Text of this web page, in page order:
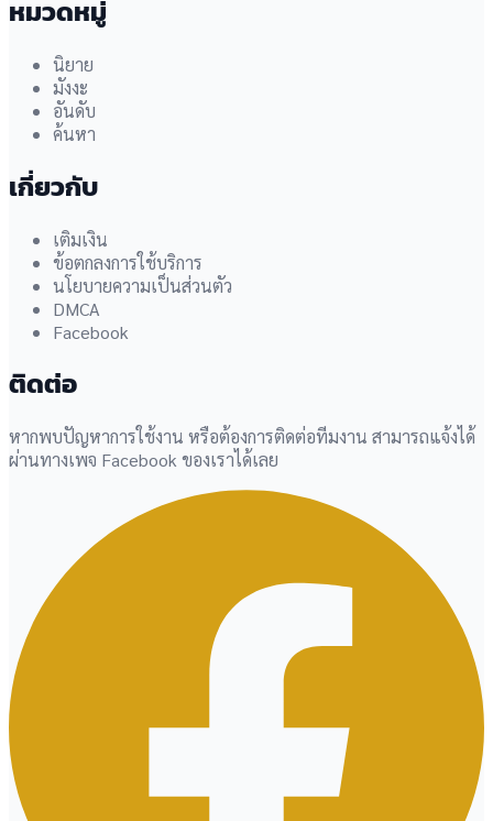
หมวดหมู่
นิยาย
มังงะ
อันดับ
ค้นหา
เกี่ยวกับ
เติมเงิน
ข้อตกลงการใช้บริการ
นโยบายความเป็นส่วนตัว
DMCA
Facebook
ติดต่อ
หากพบปัญหาการใช้งาน หรือต้องการติดต่อทีมงาน สามารถแจ้งได้
ผ่านทางเพจ Facebook ของเราได้เลย